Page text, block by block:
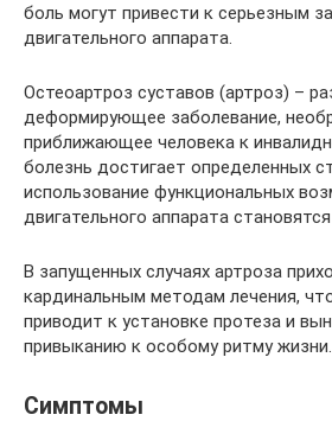
боль могут привести к серьезным
двигательного аппарата.
Остеоартроз суставов (артроз) –
деформирующее заболевание,
приближающее человека к
болезнь достигает определенных
использование функциональных
двигательного аппарата
В запущенных случаях артроза
кардинальным методам лечения,
приводит к установке протеза и
привыканию к особому ритму жизни.
Симптомы